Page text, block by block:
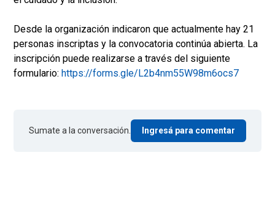
Desde la organización indicaron que actualmente hay 21
personas inscriptas y la convocatoria continúa abierta. La
inscripción puede realizarse a través del siguiente
formulario: https://forms.gle/L2b4nm55W98m6ocs7
Sumate a la conversación. Ingresá para comentar